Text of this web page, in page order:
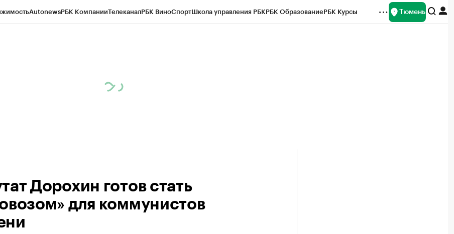
AutonewsРБК КомпанииТелеканалРБК ВиноСпортШкола управления РБКРБК ОбразованиеРБК Курсы Тюмень
Дорохин готов стать
для коммунистов